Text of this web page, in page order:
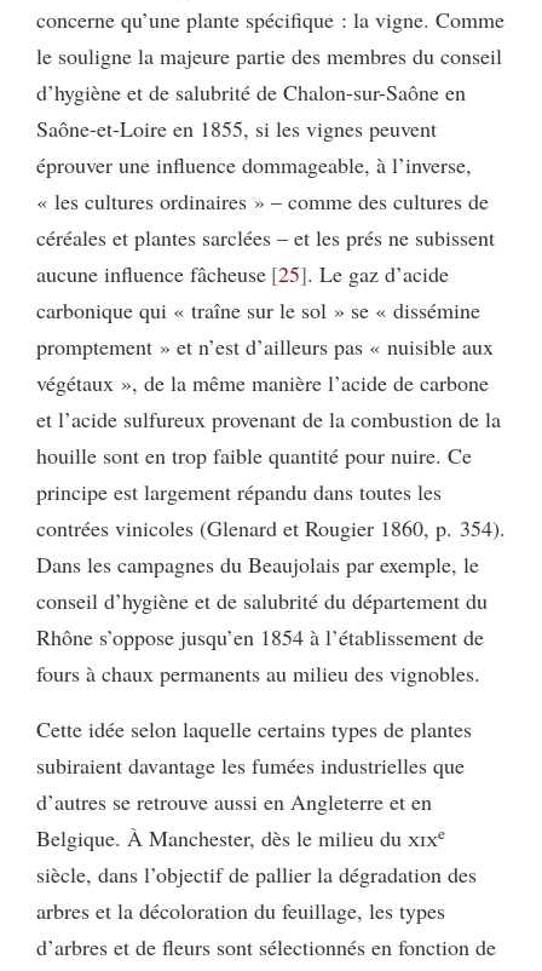
concerne qu’une plante spécifique : la vigne. Comme
le souligne la majeure partie des membres du conseil
d’hygiène et de salubrité de Chalon-sur-Saône en
Saône-et-Loire en 1855, si les vignes peuvent
éprouver une influence dommageable, à l’inverse,
« les cultures ordinaires » – comme des cultures de
céréales et plantes sarclées – et les prés ne subissent
aucune influence fâcheuse 25 . Le gaz d’acide
carbonique qui « traîne sur le sol » se « dissémine
promptement » et n’est d’ailleurs pas « nuisible aux
végétaux », de la même manière l’acide de carbone
et l’acide sulfureux provenant de la combustion de la
houille sont en trop faible quantité pour nuire. Ce
principe est largement répandu dans toutes les
contrées vinicoles (Glenard et Rougier 1860, p. 354).
Dans les campagnes du Beaujolais par exemple, le
conseil d’hygiène et de salubrité du département du
Rhône s’oppose jusqu’en 1854 à l’établissement de
fours à chaux permanents au milieu des vignobles.
Cette idée selon laquelle certains types de plantes
subiraient davantage les fumées industrielles que
d’autres se retrouve aussi en Angleterre et en
Belgique. À Manchester, dès le milieu du xixe
siècle, dans l’objectif de pallier la dégradation des
arbres et la décoloration du feuillage, les types
d’arbres et de fleurs sont sélectionnés en fonction de